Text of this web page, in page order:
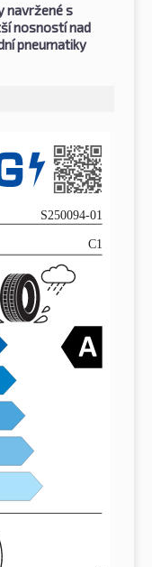
navržené s
nosností nad
pneumatiky